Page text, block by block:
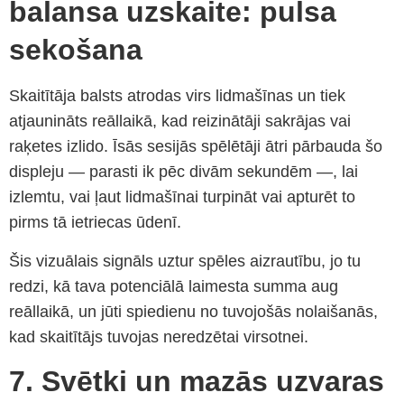
balansa uzskaite: pulsa
sekošana
Skaitītāja balsts atrodas virs lidmašīnas un tiek
atjaunināts reāllaikā, kad reizinātāji sakrājas vai
raķetes izlido. Īsās sesijās spēlētāji ātri pārbauda šo
displeju — parasti ik pēc divām sekundēm —, lai
izlemtu, vai ļaut lidmašīnai turpināt vai apturēt to
pirms tā ietriecas ūdenī.
Šis vizuālais signāls uztur spēles aizrautību, jo tu
redzi, kā tava potenciālā laimesta summa aug
reāllaikā, un jūti spiedienu no tuvojošās nolaišanās,
kad skaitītājs tuvojas neredzētai virsotnei.
7. Svētki un mazās uzvaras